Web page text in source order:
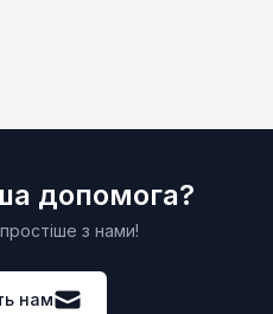
допомога?
з нами!
нам